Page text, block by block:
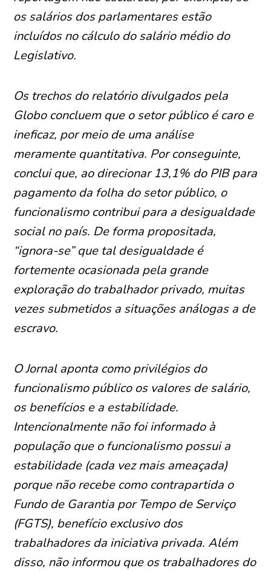
os salários dos parlamentares estão
incluídos no cálculo do salário médio do
Legislativo.
Os trechos do relatório divulgados pela
Globo concluem que o setor público é caro e
ineficaz, por meio de uma análise
meramente quantitativa. Por conseguinte,
conclui que, ao direcionar 13,1% do PIB para
pagamento da folha do setor público, o
funcionalismo contribui para a desigualdade
social no país. De forma propositada,
“ignora-se” que tal desigualdade é
fortemente ocasionada pela grande
exploração do trabalhador privado, muitas
vezes submetidos a situações análogas a de
escravo.
O Jornal aponta como privilégios do
funcionalismo público os valores de salário,
os benefícios e a estabilidade.
Intencionalmente não foi informado à
população que o funcionalismo possui a
estabilidade (cada vez mais ameaçada)
porque não recebe como contrapartida o
Fundo de Garantia por Tempo de Serviço
(FGTS), benefício exclusivo dos
trabalhadores da iniciativa privada. Além
disso, não informou que os trabalhadores do